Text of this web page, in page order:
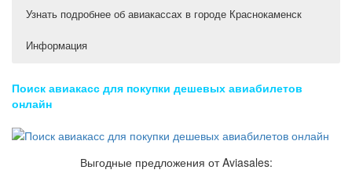
Узнать подробнее об авиакассах в городе Краснокаменск
Информация
Авиакасса PEGAS Touristik, г. Краснокаменск — адрес,
часы работы…
и часы…
Авиа- и ж/д билеты в Краснокаменске (Забайкальский
край) . Адреса, телефоны, режимы работы организаций
Краснокаменска, а так же дополинтельная информация
организаций.
без комиссии и сборов. Точные адреса, телефоны и
Поиск авиакасс для покупки дешевых авиабилетов
онлайн
Выгодные предложения от Aviasales: